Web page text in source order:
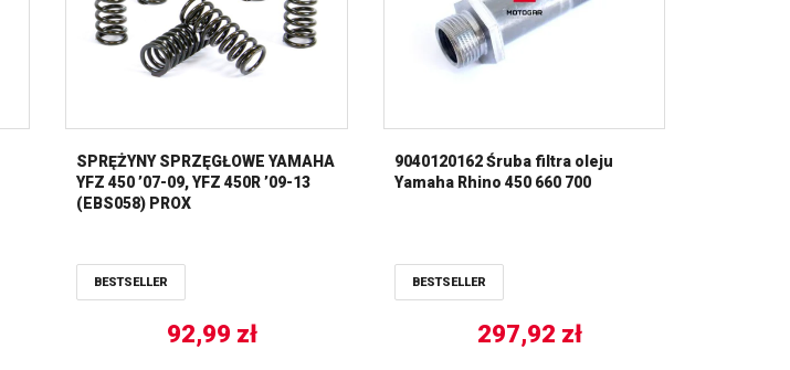
SPRĘŻYNY SPRZĘGŁOWE YAMAHA
YFZ 450 ’07-09, YFZ 450R ’09-13
(EBS058) PROX
BESTSELLER
92,99 zł
9040120162 Śruba filtra oleju
Yamaha Rhino 450 660 700
BESTSELLER
297,92 zł